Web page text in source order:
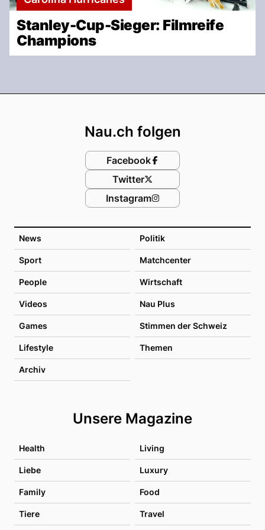
Stanley-Cup-Sieger: Filmreife
Champions
News Politik
Sport Matchcenter
People Wirtschaft
Videos Nau Plus
Games Stimmen der Schweiz
Lifestyle Themen
Archiv
Unsere Magazine
Health Living
Liebe Luxury
Family Food
Tiere Travel
Nau.ch folgen
Facebook
Twitter
Instagram